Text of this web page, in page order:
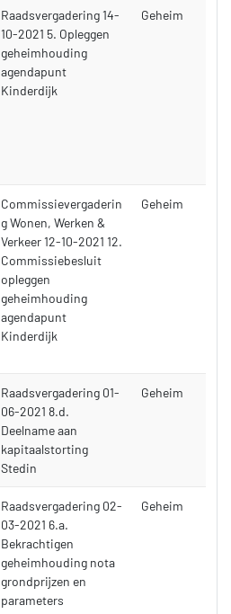
Raadsvergadering 14-
10-2021 5. Opleggen
geheimhouding
agendapunt
Kinderdijk
Geheim
Commissievergaderin
g Wonen, Werken &
Verkeer 12-10-2021 12.
Commissiebesluit
opleggen
geheimhouding
agendapunt
Kinderdijk
Geheim
Raadsvergadering 01-
06-2021 8.d.
Deelname aan
kapitaalstorting
Stedin
Geheim
Raadsvergadering 02-
03-2021 6.a.
Bekrachtigen
geheimhouding nota
grondprijzen en
parameters
Geheim